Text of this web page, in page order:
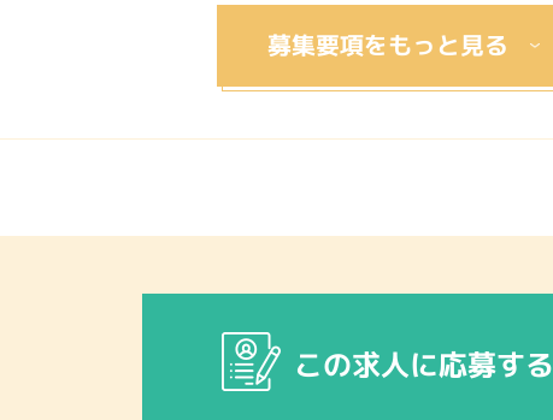
この求人に応募する